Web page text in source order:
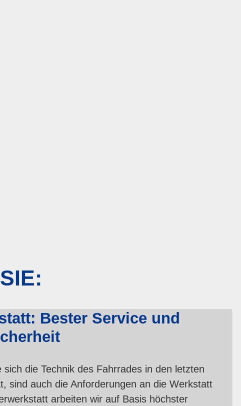
Bester Service und
die Technik des Fahrrades in den letzten
sind auch die Anforderungen an die Werkstatt
arbeiten wir auf Basis höchster